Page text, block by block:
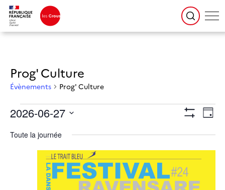
Prog' Culture
Évènements Prog' Culture
Évènements for 27 juin 2026 Navigation
par
consultations
Filtres
de
vues
Jour
2026-06-27
date.
Toute la journée